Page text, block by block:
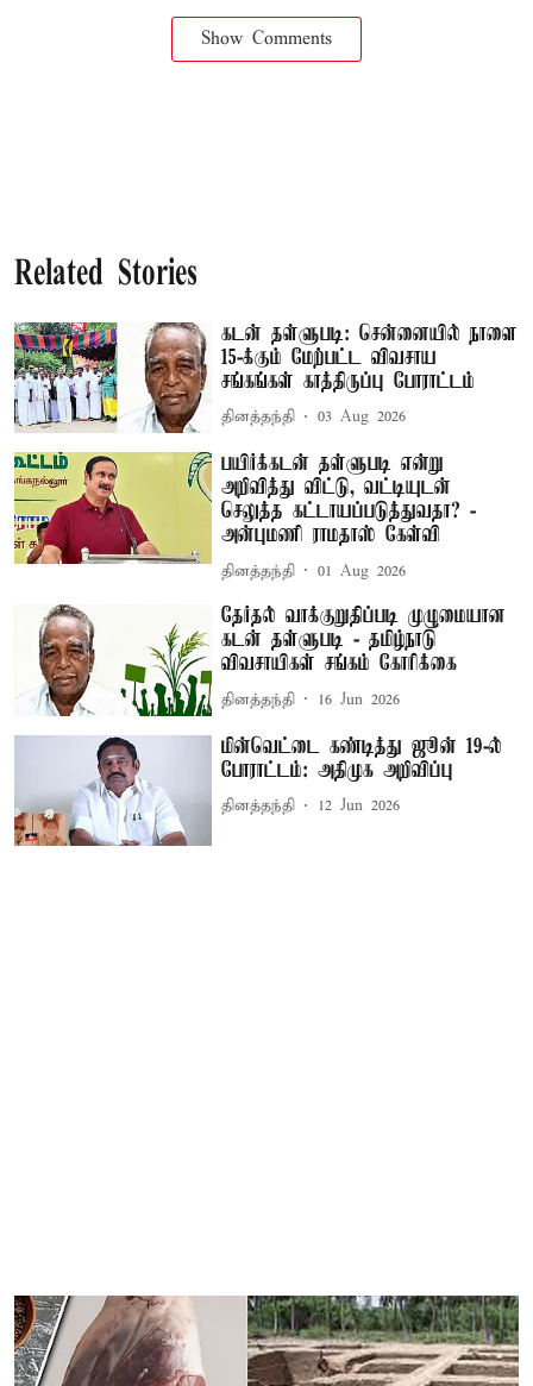
Show Comments
Related Stories
கடன் தள்ளுபடி: சென்னையில் நாளை
15-க்கும் மேற்பட்ட விவசாய
சங்கங்கள் காத்திருப்பு போராட்டம்
தினத்தந்தி 03 Aug 2026
பயிர்க்கடன் தள்ளுபடி என்று
அறிவித்து விட்டு, வட்டியுடன்
செலுத்த கட்டாயப்படுத்துவதா? -
அன்புமணி ராமதாஸ் கேள்வி
தினத்தந்தி 01 Aug 2026
தேர்தல் வாக்குறுதிப்படி முழுமையான
கடன் தள்ளுபடி - தமிழ்நாடு
விவசாயிகள் சங்கம் கோரிக்கை
தினத்தந்தி 16 Jun 2026
மின்வெட்டை கண்டித்து ஜூன் 19-ல்
போராட்டம்: அதிமுக அறிவிப்பு
தினத்தந்தி 12 Jun 2026